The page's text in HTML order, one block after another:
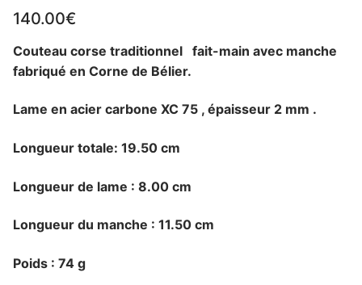
140.00€
Couteau corse traditionnel fait-main avec manche
fabriqué en Corne de Bélier.
Lame en acier carbone XC 75 , épaisseur 2 mm .
Longueur totale: 19.50 cm
Longueur de lame : 8.00 cm
Longueur du manche : 11.50 cm
Poids : 74 g